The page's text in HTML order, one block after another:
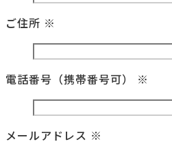
ご住所 ※
電話番号（携帯番号可） ※
メールアドレス ※